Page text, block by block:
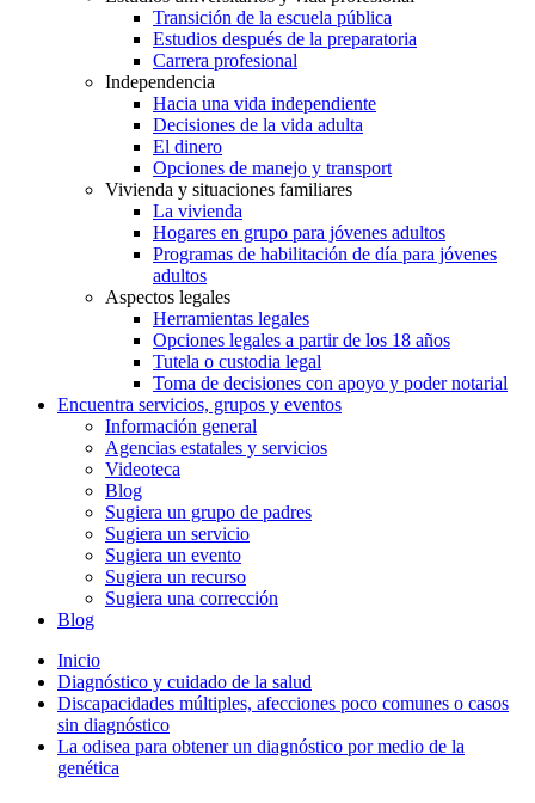
Transición de la escuela pública
Estudios después de la preparatoria
Carrera profesional
Independencia
Hacia una vida independiente
Decisiones de la vida adulta
El dinero
Opciones de manejo y transport
Vivienda y situaciones familiares
La vivienda
Hogares en grupo para jóvenes adultos
Programas de habilitación de día para jóvenes
adultos
Aspectos legales
Herramientas legales
Opciones legales a partir de los 18 años
Tutela o custodia legal
Toma de decisiones con apoyo y poder notarial
Encuentra servicios, grupos y eventos
Información general
Agencias estatales y servicios
Videoteca
Blog
Sugiera un grupo de padres
Sugiera un servicio
Sugiera un evento
Sugiera un recurso
Sugiera una corrección
Blog
Inicio
Diagnóstico y cuidado de la salud
Discapacidades múltiples, afecciones poco comunes o casos
sin diagnóstico
La odisea para obtener un diagnóstico por medio de la
genética